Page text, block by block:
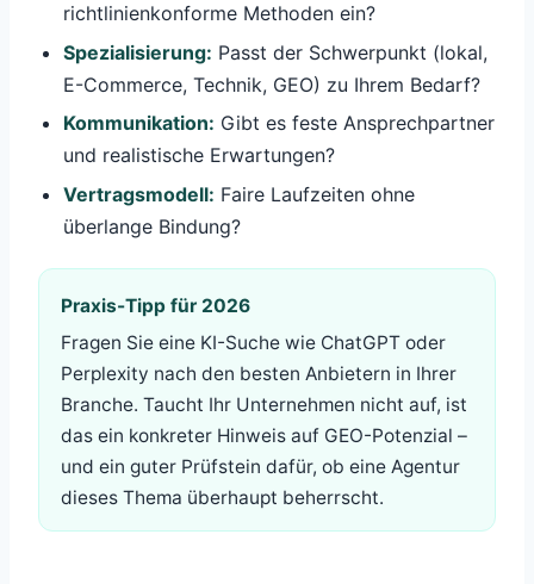
richtlinienkonforme Methoden ein?
Spezialisierung: Passt der Schwerpunkt (lokal,
E-Commerce, Technik, GEO) zu Ihrem Bedarf?
Kommunikation: Gibt es feste Ansprechpartner
und realistische Erwartungen?
Vertragsmodell: Faire Laufzeiten ohne
überlange Bindung?
Praxis-Tipp für 2026
Fragen Sie eine KI-Suche wie ChatGPT oder
Perplexity nach den besten Anbietern in Ihrer
Branche. Taucht Ihr Unternehmen nicht auf, ist
das ein konkreter Hinweis auf GEO-Potenzial –
und ein guter Prüfstein dafür, ob eine Agentur
dieses Thema überhaupt beherrscht.